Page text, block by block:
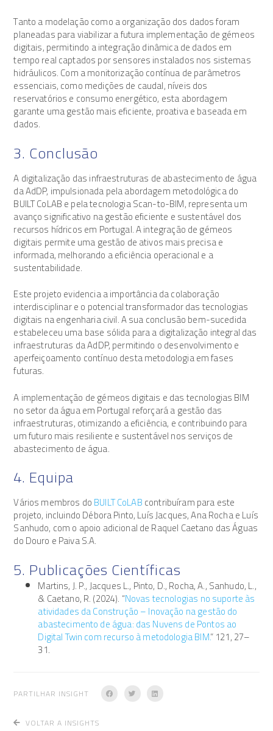
Tanto a modelação como a organização dos dados foram
planeadas para viabilizar a futura implementação de gémeos
digitais, permitindo a integração dinâmica de dados em
tempo real captados por sensores instalados nos sistemas
hidráulicos. Com a monitorização contínua de parâmetros
essenciais, como medições de caudal, níveis dos
reservatórios e consumo energético, esta abordagem
garante uma gestão mais eficiente, proativa e baseada em
dados.
3. Conclusão
A digitalização das infraestruturas de abastecimento de água
da AdDP, impulsionada pela abordagem metodológica do
BUILT CoLAB e pela tecnologia Scan-to-BIM, representa um
avanço significativo na gestão eficiente e sustentável dos
recursos hídricos em Portugal. A integração de gémeos
digitais permite uma gestão de ativos mais precisa e
informada, melhorando a eficiência operacional e a
sustentabilidade.
Este projeto evidencia a importância da colaboração
interdisciplinar e o potencial transformador das tecnologias
digitais na engenharia civil. A sua conclusão bem-sucedida
estabeleceu uma base sólida para a digitalização integral das
infraestruturas da AdDP, permitindo o desenvolvimento e
aperfeiçoamento contínuo desta metodologia em fases
futuras.
A implementação de gémeos digitais e das tecnologias BIM
no setor da água em Portugal reforçará a gestão das
infraestruturas, otimizando a eficiência, e contribuindo para
um futuro mais resiliente e sustentável nos serviços de
abastecimento de água.
4. Equipa
Vários membros doBUILT CoLABcontribuíram para este
projeto, incluindo Débora Pinto, Luís Jacques, Ana Rocha e Luís
Sanhudo, com o apoio adicional de Raquel Caetano das Águas
do Douro e Paiva S.A.
5. Publicações Científicas
Martins, J. P., Jacques L., Pinto, D., Rocha, A., Sanhudo, L.,
& Caetano, R. (2024). “Novas tecnologias no suporte às
atividades da Construção – Inovação na gestão do
abastecimento de água: das Nuvens de Pontos ao
Digital Twin com recurso à metodologia BIM.” 121, 27–
31.
VOLTAR A INSIGHTS
PARTILHAR INSIGHT